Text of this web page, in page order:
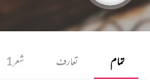
تمام تعارف شعر1